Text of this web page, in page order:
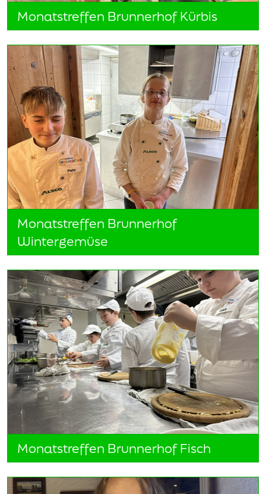
Monatstreffen Brunnerhof Kürbis
Monatstreffen Brunnerhof
Wintergemüse
Monatstreffen Brunnerhof Fisch